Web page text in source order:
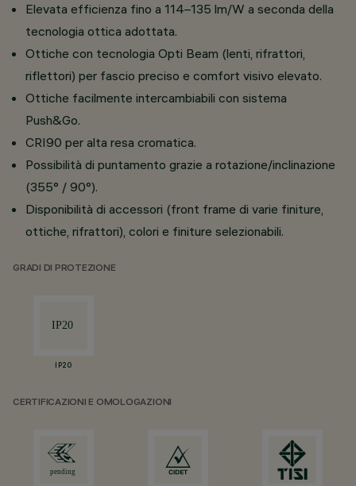
Elevata efficienza fino a 114–135 lm/W a seconda della
tecnologia ottica adottata.
Ottiche con tecnologia Opti Beam (lenti, rifrattori,
riflettori) per fascio preciso e comfort visivo elevato.
Ottiche facilmente intercambiabili con sistema
Push&Go.
CRI90 per alta resa cromatica.
Possibilità di puntamento grazie a rotazione/inclinazione
(355° / 90°).
Disponibilità di accessori (front frame di varie finiture,
ottiche, rifrattori), colori e finiture selezionabili.
GRADI DI PROTEZIONE
IP20
CERTIFICAZIONI E OMOLOGAZIONI